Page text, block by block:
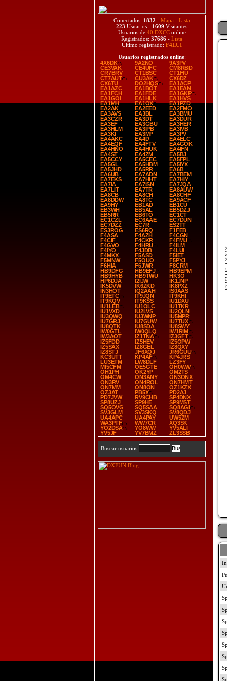
Conectados: 1832 - Mapa - Lista
223 Usuarios - 1609 Visitantes
Usuarios de 40 DXCConline
Registrados: 37686 - Lista
Último registrado: F4LUI
Usuarios registrados online:
4X6DK
9A2NO
9A3PV
CE3VAK
CE4UFC
CM8RBD
CR7BRV
CT1BSC
CT1FIU
CT7AUT
CU3AK
CX6DZ
CX6TU
DO2HQS
EA1ACP
EA1AZC
EA1BOT
EA1EAN
EA1FCH
EA1FDE
EA1GKP
EA1GOI
EA1HLK
EA1HVS
EA1MH
EA1OX
EA1PZD
EA2AK
EA2EED
EA2FMO
EA3AVS
EA3BL
EA3BMU
EA3CZR
EA3DT
EA3DUR
EA3EF
EA3GBU
EA3HER
EA3HLM
EA3IPB
EA3IVB
EA3KI
EA3MP
EA3PV
EA4AKC
EA4D
EA4ELC
EA4EQF
EA4FTV
EA4GOK
EA4HNO
EA4HUK
EA4IFN
EA4ST
EA4ZM
EA5BJ
EA5CCY
EA5CEC
EA5FPL
EA5GL
EA5HBM
EA5IYX
EA5JHD
EA5RR
EA6B
EA6UB
EA7ADN
EA7BEM
EA7EKS
EA7HHT
EA7HIY
EA7IA
EA7ISN
EA7JQA
EA7LIT
EA7TR
EA8AUW
EA8CB
EA8CH
EA8CHF
EA8DDW
EA8TC
EA9ACF
EA9HY
EB1AD
EB1CU
EB3WH
EB5AL
EB5DZJ
EB5RR
EB6TO
EC1CT
EC1CZL
EC6AAE
EC7DUN
EC7DZZ
EC7R
ES2TT
ES3ROG
ES6RQ
F1FEB
F4ASA
F4AZH
F4CGN
F4CIF
F4CKR
F4FMU
F4GVO
F4HRU
F4ILM
F4IYO
F4JDB
F4LUI
F4MKX
F5ASD
F5IET
F5MNW
F5OUO
F5PYJ
F6HIA
F6JWR
F8CRM
HB9DFG
HB9EFJ
HB9EPM
HB9HYB
HB9TWU
HK3O
HP6DJA
I2IJW
IK1JNP
IK5DVW
IK6ZKD
IK8PXZ
IN3HOT
IQ2AAH
IS0AAS
IT9ETC
IT9JQN
IT9KHI
IT9KQV
IT9KSS
IU1DXU
IU1LEB
IU1OLC
IU1TKR
IU1VXD
IU2LVS
IU2QLN
IU3QWQ
IU3WNP
IU5MPR
IU7GRJ
IU7GUW
IU7TUX
IU8QTK
IU8SDA
IU8SWY
IW0GTL
IW0QLQ
IW1RIM
IW3AOT
IZ1TNA
IZ3GFT
IZ5FDD
IZ5HEV
IZ5OPW
IZ5SAX
IZ8GEL
IZ8QXY
IZ8STJ
JF6XQJ
JR6GUU
KC3UTT
KP4AF
KP4JRS
LU3ETM
LW8DLF
LZ3FY
MI5CFM
OE5GTE
OH0WW
OH1PH
OK2YP
OM2TS
OM4CW
ON3ANY
ON3ONX
ON3RV
ON4ROL
ON7HMT
ON7MM
ON8ON
OZ1KZX
OZ3AT
PB5X
PD2AJ
PD7JVW
RV9CHB
SP4DNX
SP8UZJ
SP9HE
SP9MST
SQ5OVG
SQ5SAA
SQ8AGI
SV3GLM
SV3SKQ
SV8QDJ
UA4APC
UA4PAY
UW5ZM
WA3PTF
WW7CR
XQ3SK
YO2DSA
YO8WW
YV5ALI
YV5JF
YV7BMZ ZL3SSB
Buscar usuarios